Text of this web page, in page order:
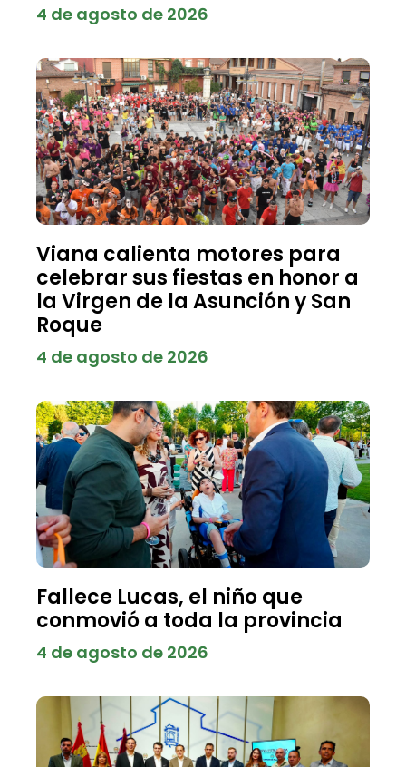
4 de agosto de 2026
Viana calienta motores para
celebrar sus fiestas en honor a
la Virgen de la Asunción y San
Roque
4 de agosto de 2026
Fallece Lucas, el niño que
conmovió a toda la provincia
4 de agosto de 2026